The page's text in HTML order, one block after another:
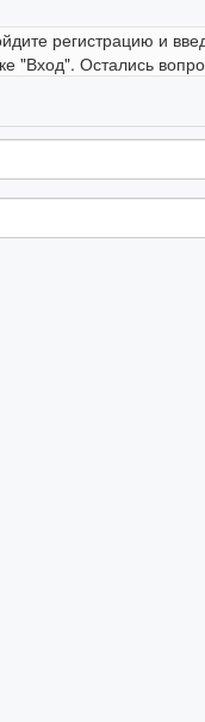
регистрацию и
"Вход". Остались